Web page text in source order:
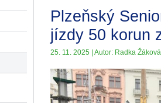
Plzeňský
jízdy 50 korun
25. 11. 2025 | Autor: Radka Žáková